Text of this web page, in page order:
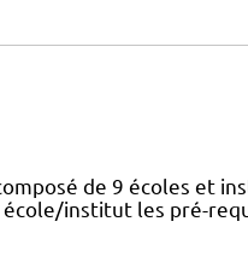
de 9 écoles et
institut les pré-